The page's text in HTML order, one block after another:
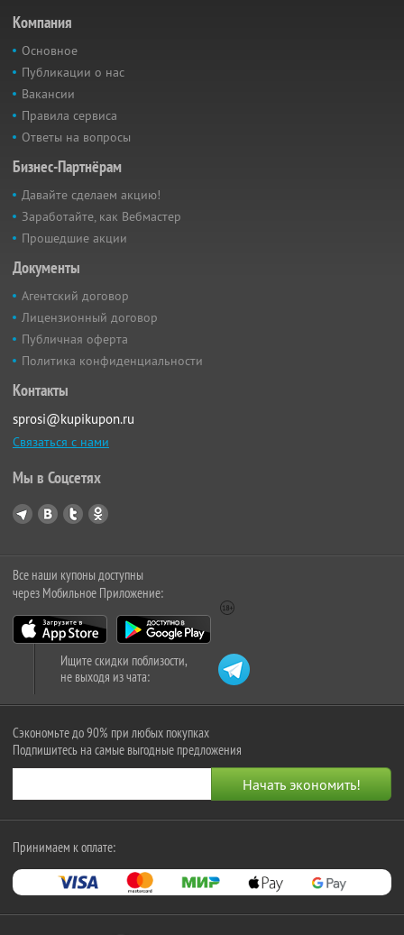
Компания
Основное
Публикации о нас
Вакансии
Правила сервиса
Ответы на вопросы
Бизнес-Партнёрам
Давайте сделаем акцию!
Заработайте, как Вебмастер
Прошедшие акции
Документы
Агентский договор
Лицензионный договор
Публичная оферта
Политика конфиденциальности
Контакты
sprosi@kupikupon.ru
Связаться с нами
Мы в Соцсетях
Все наши купоны доступны
через Мобильное Приложение:
Ищите скидки поблизости,
не выходя из чата:
Сэкономьте до 90% при любых покупках
Подпишитесь на самые выгодные предложения
Принимаем к оплате: